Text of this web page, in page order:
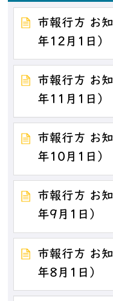
市報行方 お
年12月1日）
市報行方 お
年11月1日）
市報行方 お
年10月1日）
市報行方 お
年9月1日）
市報行方 お
年8月1日）